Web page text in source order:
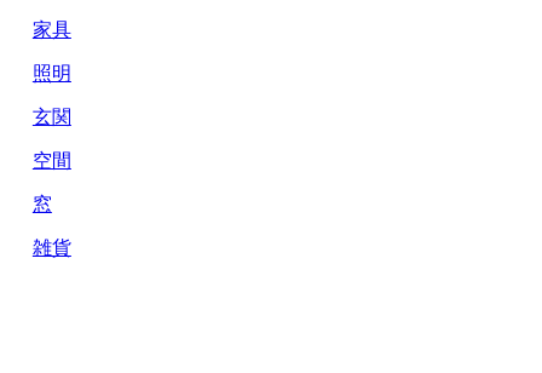
家具
照明
玄関
空間
窓
雑貨